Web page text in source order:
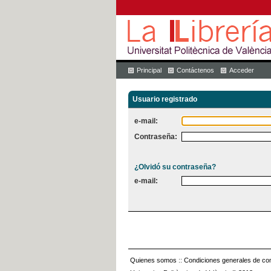
Principal Contáctenos Acceder
Usuario registrado
e-mail:
Contraseña:
¿Olvidó su contraseña?
e-mail:
Quienes somos :: Condiciones generales de